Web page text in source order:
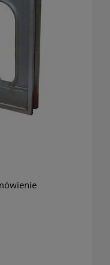
płatności